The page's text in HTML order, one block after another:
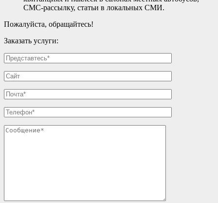
СМС-рассылку, статьи в локальных СМИ.
Пожалуйста, обращайтесь!
Заказать услуги: